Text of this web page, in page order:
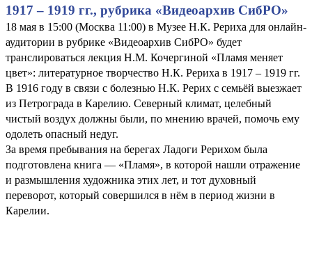
1917 – 1919 гг., рубрика «Видеоархив СибРО»
18 мая в 15:00 (Москва 11:00) в Музее Н.К. Рериха для онлайн-
аудитории в рубрике «Видеоархив СибРО» будет
транслироваться лекция Н.М. Кочергиной «Пламя меняет
цвет»: литературное творчество Н.К. Рериха в 1917 – 1919 гг.
В 1916 году в связи с болезнью Н.К. Рерих с семьёй выезжает
из Петрограда в Карелию. Северный климат, целебный
чистый воздух должны были, по мнению врачей, помочь ему
одолеть опасный недуг.
За время пребывания на берегах Ладоги Рерихом была
подготовлена книга — «Пламя», в которой нашли отражение
и размышления художника этих лет, и тот духовный
переворот, который совершился в нём в период жизни в
Карелии.